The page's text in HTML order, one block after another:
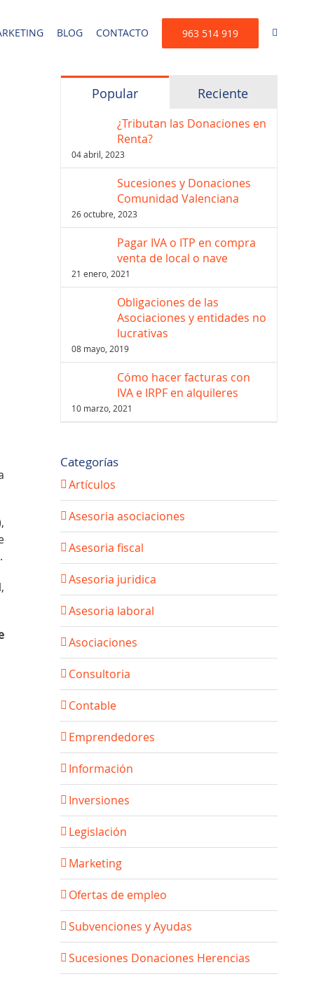
BLOG CONTACTO 963 514 919
Popular Reciente
¿Tributan las Donaciones en
Renta?
04 abril, 2023
Sucesiones y Donaciones
Comunidad Valenciana
26 octubre, 2023
Pagar IVA o ITP en compra
venta de local o nave
21 enero, 2021
Obligaciones de las
Asociaciones y entidades no
lucrativas
08 mayo, 2019
Cómo hacer facturas con
IVA e IRPF en alquileres
10 marzo, 2021
Categorías
Artículos
Asesoria asociaciones
Asesoria fiscal
Asesoria juridica
Asesoria laboral
Asociaciones
Consultoria
Contable
Emprendedores
Información
Inversiones
Legislación
Marketing
Ofertas de empleo
Subvenciones y Ayudas
Sucesiones Donaciones Herencias